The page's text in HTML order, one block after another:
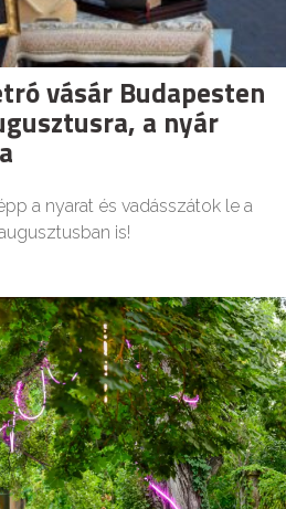
vásár Budapesten
a nyár
a nyarat és vadásszátok le a
is!